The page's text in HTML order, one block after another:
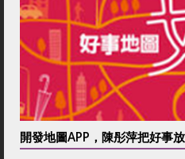
開發地圖APP，陳彤萍把好事